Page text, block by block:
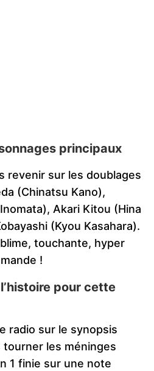
principaux
revenir sur les doublages
(Chinatsu Kano),
Akari Kitou (Hina
(Kyou Kasahara).
touchante, hyper
!
pour cette
radio sur le synopsis
les méninges
1 finie sur une note